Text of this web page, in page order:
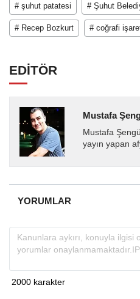
# şuhut patatesi # Şuhut
# Recep Bozkurt # coğrafi
EDİTÖR
Mustafa
Mustafa
yayın yapan
almakta, haber
YORUMLAR